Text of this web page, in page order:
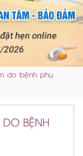
do bệnh phụ
BỆNH